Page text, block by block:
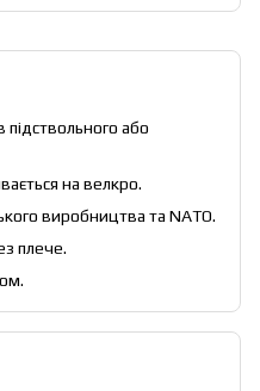
або
на велкро.
виробництва та NATO.
плече.